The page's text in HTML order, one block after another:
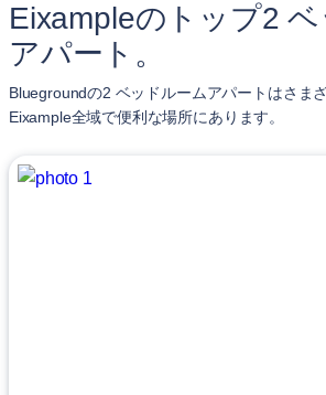
Eixampleのトップ2
アパート。
Bluegroundの2 ベッドルームアパートはさま
Eixample全域で便利な場所にあります。